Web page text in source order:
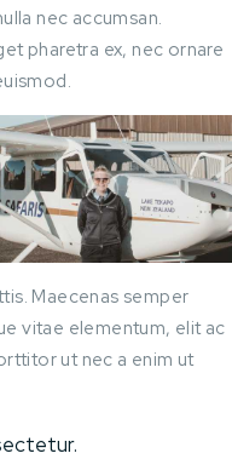
nec accumsan.
pharetra ex, nec ornare
Maecenas semper
vitae elementum, elit ac
ut nec a enim ut